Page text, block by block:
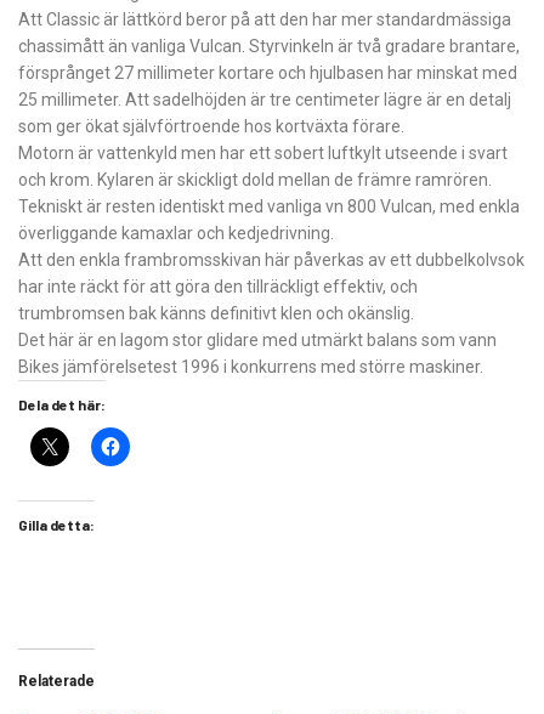
Att Classic är lättkörd beror på att den har mer standardmässiga
chassimått än vanliga Vulcan. Styrvinkeln är två gradare brantare,
försprånget 27 millimeter kortare och hjulbasen har minskat med
25 millimeter. Att sadelhöjden är tre centimeter lägre är en detalj
som ger ökat självförtroende hos kortväxta förare.
Motorn är vattenkyld men har ett sobert luftkylt utseende i svart
och krom. Kylaren är skickligt dold mellan de främre ramrören.
Tekniskt är resten identiskt med vanliga vn 800 Vulcan, med enkla
överliggande kamaxlar och kedjedrivning.
Att den enkla frambromsskivan här påverkas av ett dubbelkolvsok
har inte räckt för att göra den tillräckligt effektiv, och
trumbromsen bak känns definitivt klen och okänslig.
Det här är en lagom stor glidare med utmärkt balans som vann
Bikes jämförelsetest 1996 i konkurrens med större maskiner.
Dela det här:
Gilla detta:
Relaterade